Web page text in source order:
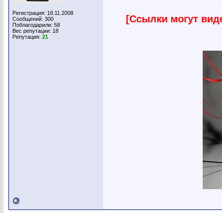
Регистрация: 18.11.2008
Сообщений: 300
Поблагодарили: 58
Вес репутации: 18
Репутация: 21
[Ссылки могут